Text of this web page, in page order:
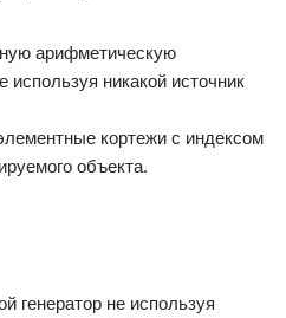
арифметическую
никакой источник
кортежи с индексом
объекта.
генератор не используя